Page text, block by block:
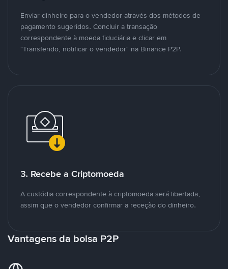
Enviar dinheiro para o vendedor através dos métodos de
pagamento sugeridos. Concluir a transação
correspondente à moeda fiduciária e clicar em
"Transferido, notificar o vendedor" na Binance P2P.
3. Recebe a Criptomoeda
A custódia correspondente à criptomoeda será libertada,
assim que o vendedor confirmar a receção do dinheiro.
Vantagens da bolsa P2P